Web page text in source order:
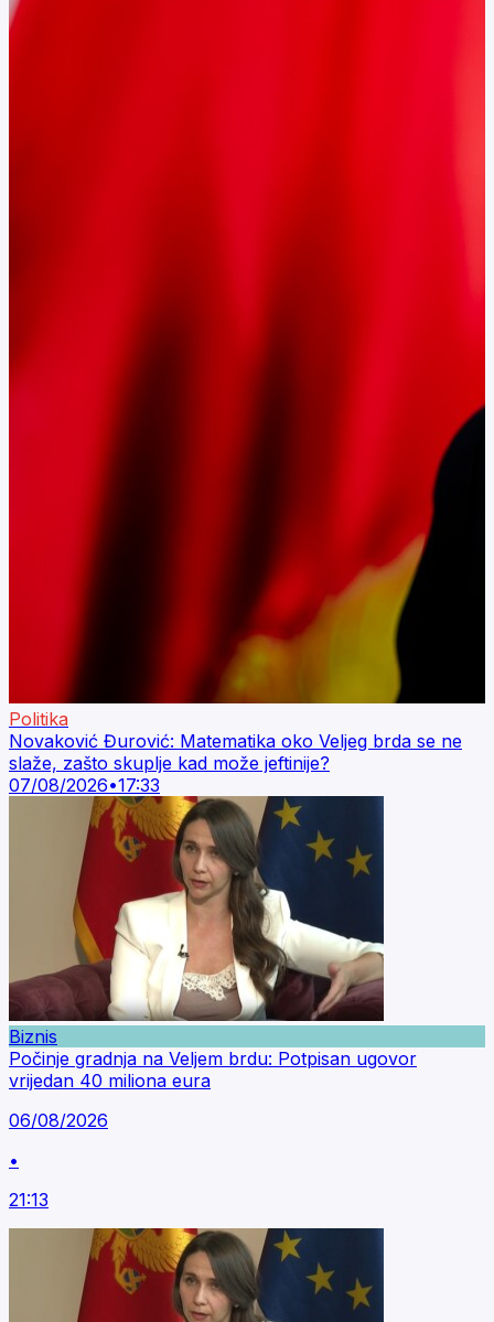
Politika
Novaković Đurović: Matematika oko Veljeg brda se ne
slaže, zašto skuplje kad može jeftinije?
07/08/2026•17:33
Biznis
Počinje gradnja na Veljem brdu: Potpisan ugovor
vrijedan 40 miliona eura
06/08/2026
•
21:13